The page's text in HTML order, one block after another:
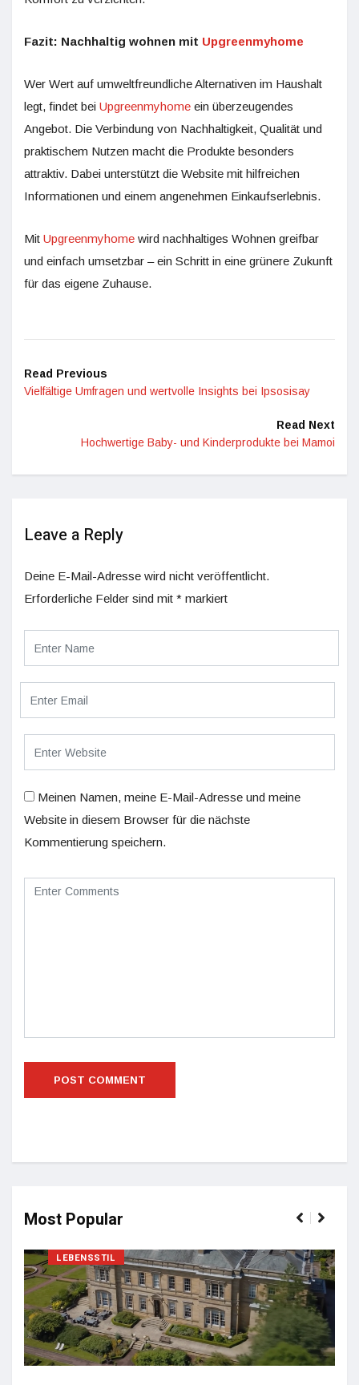
Fazit: Nachhaltig wohnen mit Upgreenmyhome
Wer Wert auf umweltfreundliche Alternativen im Haushalt
legt, findet bei Upgreenmyhome ein überzeugendes
Angebot. Die Verbindung von Nachhaltigkeit, Qualität und
praktischem Nutzen macht die Produkte besonders
attraktiv. Dabei unterstützt die Website mit hilfreichen
Informationen und einem angenehmen Einkaufserlebnis.
Mit Upgreenmyhome wird nachhaltiges Wohnen greifbar
und einfach umsetzbar – ein Schritt in eine grünere Zukunft
für das eigene Zuhause.
Read Previous
Vielfältige Umfragen und wertvolle Insights bei Ipsosisay
Read Next
Hochwertige Baby- und Kinderprodukte bei Mamoi
Leave a Reply
Deine E-Mail-Adresse wird nicht veröffentlicht.
Erforderliche Felder sind mit * markiert
Meinen Namen, meine E-Mail-Adresse und meine
Website in diesem Browser für die nächste
Kommentierung speichern.
Most Popular
LEBENSSTIL